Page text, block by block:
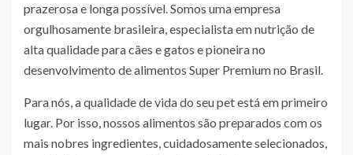
prazerosa e longa possível. Somos uma empresa
orgulhosamente brasileira, especialista em nutrição de
alta qualidade para cães e gatos e pioneira no
desenvolvimento de alimentos Super Premium no Brasil.
Para nós, a qualidade de vida do seu pet está em primeiro
lugar. Por isso, nossos alimentos são preparados com os
mais nobres ingredientes, cuidadosamente selecionados,